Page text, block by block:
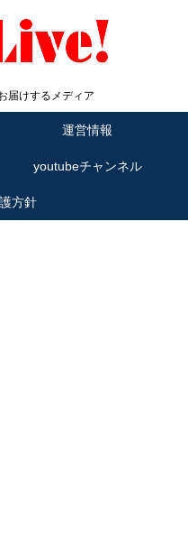
届けするメディア
運営情報
youtubeチャンネル
方針